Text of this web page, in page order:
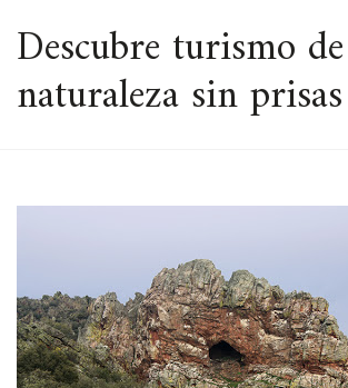
ESPACIO
Descubre turismo de
naturaleza sin prisas